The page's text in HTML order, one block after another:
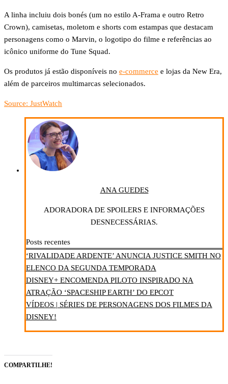
A linha incluiu dois bonés (um no estilo A-Frama e outro Retro
Crown), camisetas, moletom e shorts com estampas que destacam
personagens como o Marvin, o logotipo do filme e referências ao
icônico uniforme do Tune Squad.
Os produtos já estão disponíveis no e-commerce e lojas da New Era,
além de parceiros multimarcas selecionados.
Source: JustWatch
ANA GUEDES
ADORADORA DE SPOILERS E INFORMAÇÕES
DESNECESSÁRIAS.
Posts recentes
‘RIVALIDADE ARDENTE’ ANUNCIA JUSTICE SMITH NO
ELENCO DA SEGUNDA TEMPORADA
DISNEY+ ENCOMENDA PILOTO INSPIRADO NA
ATRAÇÃO ‘SPACESHIP EARTH’ DO EPCOT
VÍDEOS | SÉRIES DE PERSONAGENS DOS FILMES DA
DISNEY!
COMPARTILHE!